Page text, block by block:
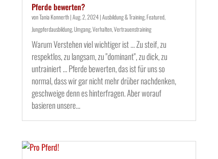
Pferde bewerten?
vonTania Konnerth|Aug. 2, 2024|Ausbildung & Training,Featured,
Jungpferdausbildung,Umgang,Verhalten,Vertrauenstraining
Warum Verstehen viel wichtiger ist ... Zu steif, zu
respektlos, zu langsam, zu "dominant", zu dick, zu
untrainiert ... Pferde bewerten, das ist für uns so
normal, dass wir gar nicht mehr drüber nachdenken,
geschweige denn es hinterfragen. Aber worauf
basieren unsere...